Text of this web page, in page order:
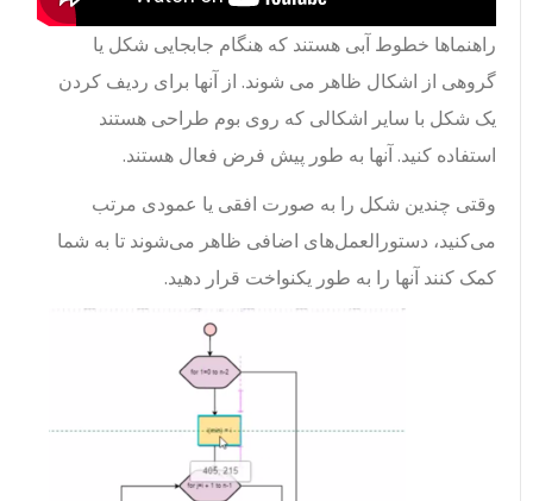
راهنماها خطوط آبی هستند که هنگام جابجایی شکل یا
گروهی از اشکال ظاهر می شوند.از آنها برای ردیف کردن
یک شکل با سایر اشکالی که روی بوم طراحی هستند
استفاده کنید.آنها به طور پیش فرض فعال هستند.
وقتی چندین شکل را به صورت افقی یا عمودی مرتب
می‌کنید، دستورالعمل‌های اضافی ظاهر می‌شوند تا به شما
کمک کنند آنها را به طور یکنواخت قرار دهید.